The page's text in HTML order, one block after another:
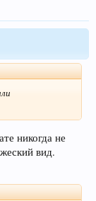
никогда не
вид.